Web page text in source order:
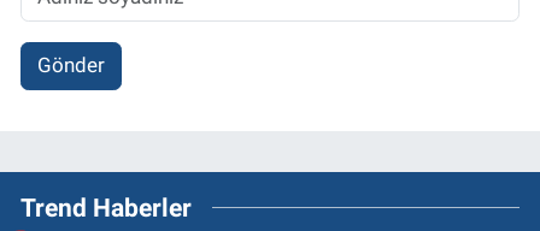
Gönder
Trend Haberler